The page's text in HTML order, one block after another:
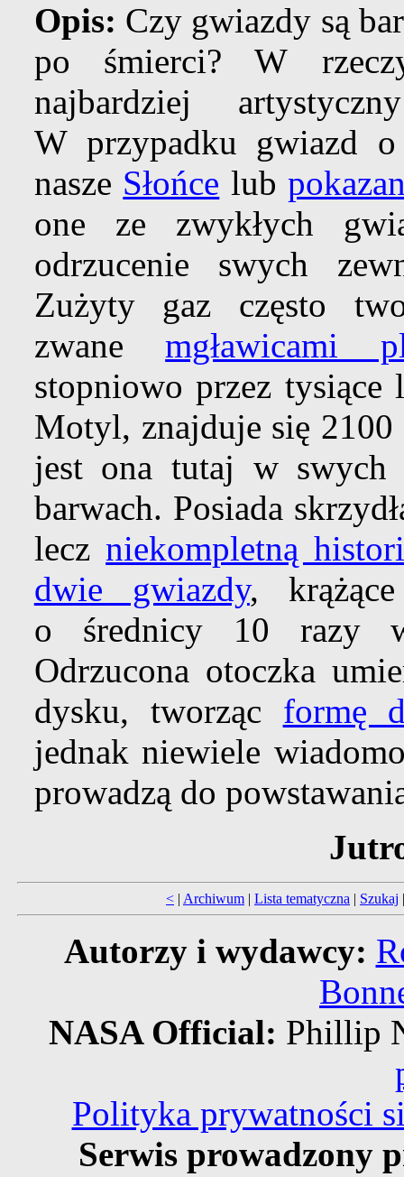
Opis: Czy gwiazdy są
po śmierci? W
najbardziej
W przypadku gwiazd
nasze Słońce lub
one ze zwykłych
odrzucenie swych
Zużyty gaz często
zwanemgławicami
stopniowo przez
Motyl, znajduje się 2100
jest ona tutaj w swych
barwach. Posiada
lecz niekompletną
dwie gwiazdy,
o średnicy 10 razy
Odrzucona otoczka
dysku, tworząc formę
jednak niewiele
prowadzą do
< | Archiwum | Lista tematyczna | Szukaj
Autorzy i wydawcy:
NASA Official: Phillip
Polityka prywatności
Serwis prowadzony